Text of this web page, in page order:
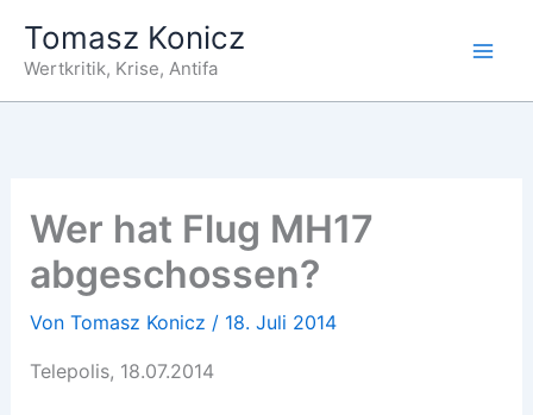
Inhalt
springen
Tomasz Konicz
Wertkritik, Krise, Antifa
Wer hat Flug MH17
abgeschossen?
Von Tomasz Konicz / 18. Juli 2014
Telepolis, 18.07.2014